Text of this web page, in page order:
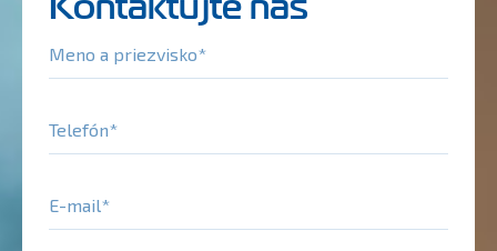
Meno a priezvisko
Telefón
E-mail